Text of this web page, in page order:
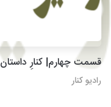
قسمت چهارم| کنارِ
رادیو کنار